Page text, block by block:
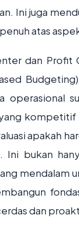
Ini juga
atas
dan Profit
operasional
kompetitif
apakah
Ini bukan
mendalam
dan